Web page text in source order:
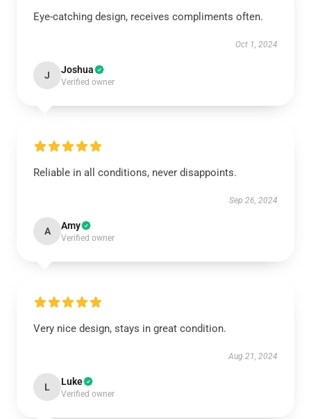
Eye-catching design, receives compliments often.
Oct 1, 2024
J Joshua
Verified owner
Reliable in all conditions, never disappoints.
Sep 26, 2024
A Amy
Verified owner
Very nice design, stays in great condition.
Aug 21, 2024
L Luke
Verified owner